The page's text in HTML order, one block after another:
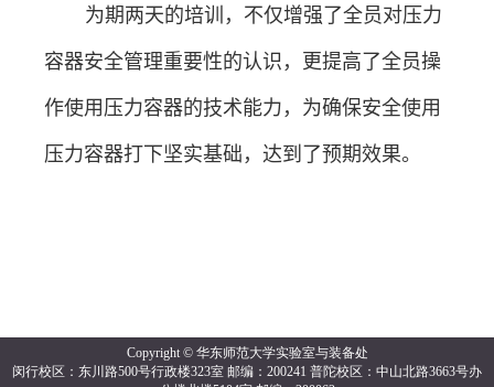
为期两天的培训，不仅增强了全员对压力
容器安全管理重要性的认识，更提高了全员操
作使用压力容器的技术能力，为确保安全使用
压力容器打下坚实基础，达到了预期效果。
Copyright © 华东师范大学实验室与装备处
闵行校区：东川路500号行政楼323室 邮编：200241 普陀校区：中山北路3663号办